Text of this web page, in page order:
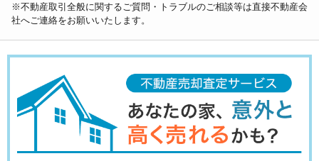
※不動産取引全般に関するご質問・トラブルのご相談等は直接不動産会
社へご連絡をお願いいたします。